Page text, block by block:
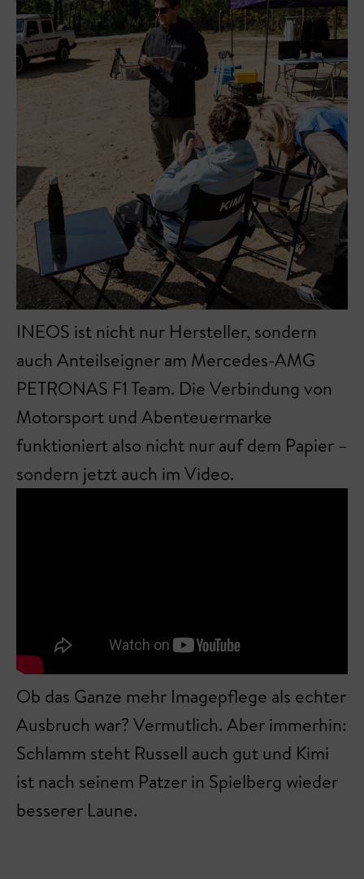
INEOS ist nicht nur Hersteller, sondern
auch Anteilseigner am Mercedes-AMG
PETRONAS F1 Team. Die Verbindung von
Motorsport und Abenteuermarke
funktioniert also nicht nur auf dem Papier –
sondern jetzt auch im Video.
Ob das Ganze mehr Imagepflege als echter
Ausbruch war? Vermutlich. Aber immerhin:
Schlamm steht Russell auch gut und Kimi
ist nach seinem Patzer in Spielberg wieder
besserer Laune.